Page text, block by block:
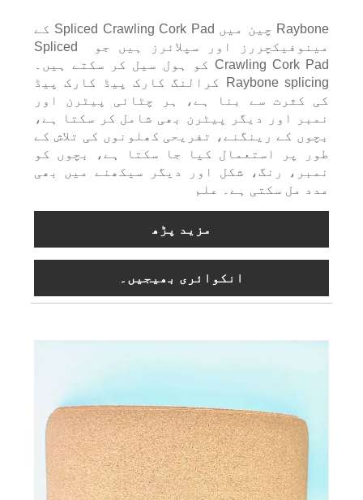
Raybone چین میں Spliced ​​Crawling Cork Pad کے
مینوفیکچررز اور سپلائرز ہیں جو Spliced ​​
Crawling Cork Pad کو ہول سیل کر سکتے ہیں۔
Raybone splicing کرالنگ کارک پیڈ کارک پیڈ
کی کثرت سے بنا ہے، ہر چٹائی پیٹرن اور
نمبر اور دیگر پیٹرن بھی شامل کر سکتا ہے،
بچوں کے رینگنے، تفریحی کھلونوں کی تلاش کے
طور پر استعمال کیا جا سکتا ہے، بچوں کو
نمبر، رنگ، شکل اور دیگر سیکھنے میں بھی
مدد مل سکتی ہے۔ علم
مزید پڑھ
انکوائری بھیجیں۔